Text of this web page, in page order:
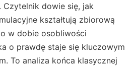
dowie się, jak
kształtują zbiorową
w dobie osobliwości
o prawdę staje się kluczowym
To analiza końca klasycznej